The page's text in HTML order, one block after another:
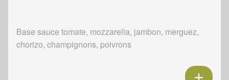
Base sauce tomate, mozzarella, jambon, merguez,
chorizo, champignons, poivrons